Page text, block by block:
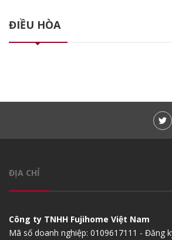
ĐIỀU HÒA
ĐỊA CHỈ
Công ty TNHH Fujihome Việt Nam
Mã số doanh nghiệp: 0109617111 - Đăng